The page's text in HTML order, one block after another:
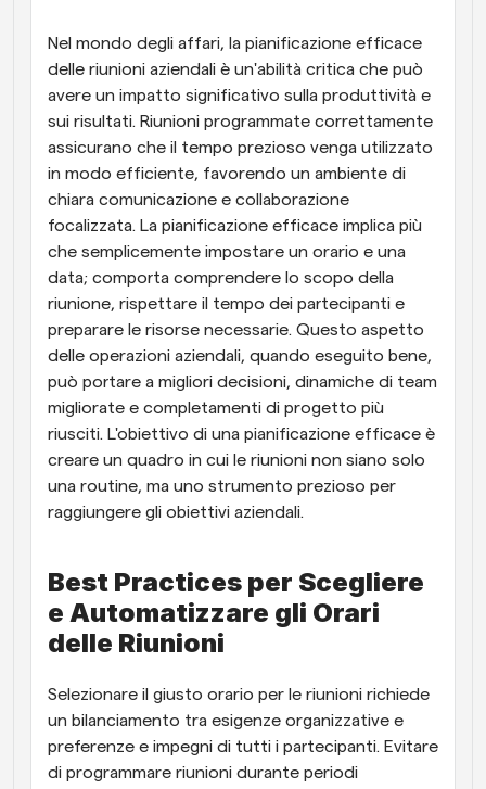
Programmazione potenziata con chiamate
supportate dall'IA
Flussi di lavoro
Automatizzare la pianificazione e i promemoria
Blog
Rimani aggiornato con le ultime notizie e aggiornamenti
Riunioni Instantanee
Link di Gruppo Dinamico
Prenota senza sforzo riunioni con più persone
Webhook
Ricevi una notifica quando succede qualcosa
Nel mondo degli affari, la pianificazione efficace
delle riunioni aziendali è un'abilità critica che può
avere un impatto significativo sulla produttività e
sui risultati. Riunioni programmate correttamente
assicurano che il tempo prezioso venga utilizzato
in modo efficiente, favorendo un ambiente di
chiara comunicazione e collaborazione
focalizzata. La pianificazione efficace implica più
che semplicemente impostare un orario e una
data; comporta comprendere lo scopo della
riunione, rispettare il tempo dei partecipanti e
preparare le risorse necessarie. Questo aspetto
delle operazioni aziendali, quando eseguito bene,
può portare a migliori decisioni, dinamiche di team
migliorate e completamenti di progetto più
riusciti. L'obiettivo di una pianificazione efficace è
creare un quadro in cui le riunioni non siano solo
una routine, ma uno strumento prezioso per
raggiungere gli obiettivi aziendali.
Best Practices per Scegliere
e Automatizzare gli Orari
delle Riunioni
Selezionare il giusto orario per le riunioni richiede
un bilanciamento tra esigenze organizzative e
preferenze e impegni di tutti i partecipanti. Evitare
di programmare riunioni durante periodi